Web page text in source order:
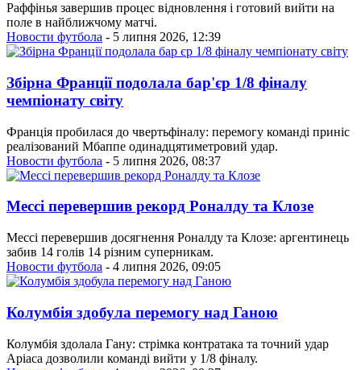
Раффінья завершив процес відновлення і готовий вийти на
поле в найближчому матчі.
Новости футбола - 5 липня 2026, 12:39
Збірна Франції подолала бар'єр 1/8 фіналу
чемпіонату світу
Франція пробилася до чвертьфіналу: перемогу команді приніс
реалізований Мбаппе одинадцятиметровий удар.
Новости футбола - 5 липня 2026, 08:37
Мессі перевершив рекорд Роналду та Клозе
Мессі перевершив досягнення Роналду та Клозе: аргентинець
забив 14 голів 14 різним суперникам.
Новости футбола - 4 липня 2026, 09:05
Колумбія здобула перемогу над Ганою
Колумбія здолала Гану: стрімка контратака та точний удар
Аріаса дозволили команді вийти у 1/8 фіналу.